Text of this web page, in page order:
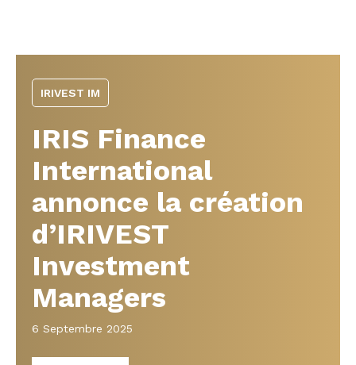
IRIVEST IM
IRIS Finance
International
annonce la création
d’IRIVEST
Investment
Managers
6 Septembre 2025